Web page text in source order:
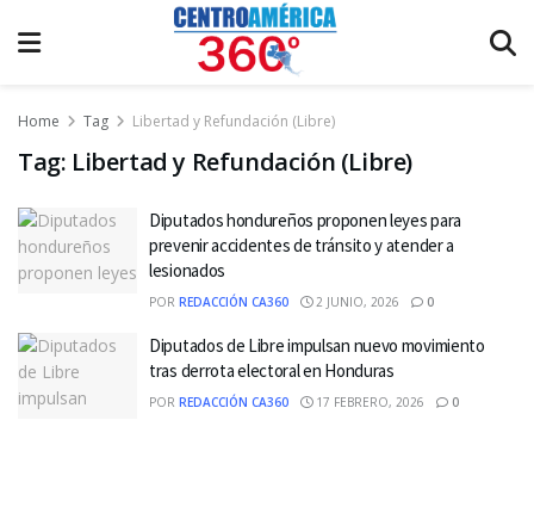
Home Tag Libertad y Refundación (Libre)
Tag: Libertad y Refundación (Libre)
Diputados hondureños proponen leyes para
prevenir accidentes de tránsito y atender a
lesionados
POR REDACCIÓN CA360 2 JUNIO, 2026 0
Diputados de Libre impulsan nuevo movimiento
tras derrota electoral en Honduras
POR REDACCIÓN CA360 17 FEBRERO, 2026 0